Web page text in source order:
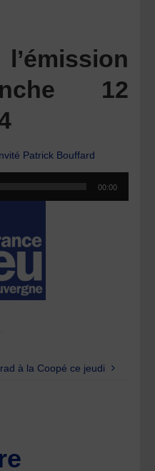
l’émission
12
Patrick Bouffard
00:00
à la Coopé ce jeudi